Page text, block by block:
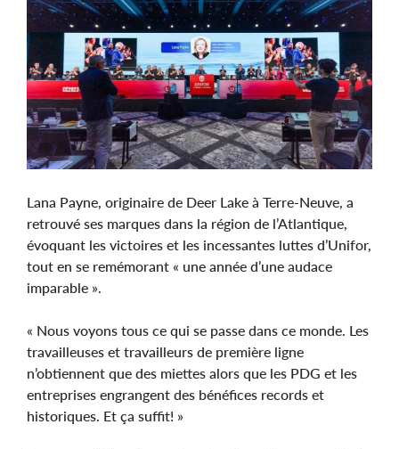
Image
Lana Payne, originaire de Deer Lake à Terre-Neuve, a
retrouvé ses marques dans la région de l’Atlantique,
évoquant les victoires et les incessantes luttes d’Unifor,
tout en se remémorant « une année d’une audace
imparable ».
« Nous voyons tous ce qui se passe dans ce monde. Les
travailleuses et travailleurs de première ligne
n’obtiennent que des miettes alors que les PDG et les
entreprises engrangent des bénéfices records et
historiques. Et ça suffit! »